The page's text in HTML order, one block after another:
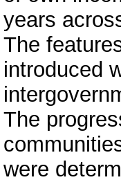
years
The
introduced
The
were